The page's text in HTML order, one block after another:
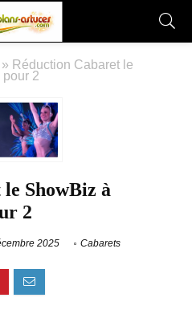
» Réduction Cabaret le
2
ShowBiz à
2
2025 Cabarets